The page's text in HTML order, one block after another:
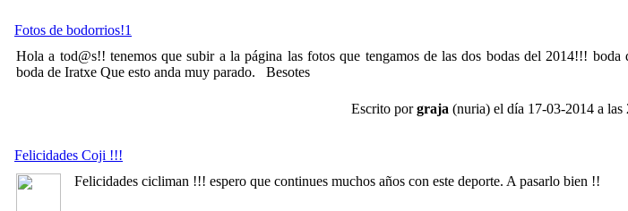
Fotos de bodorrios!1
Hola a tod@s!! tenemos que subir a la página las fotos que tengamos de las dos bodas del 2014!!! boda
boda de Iratxe Que esto anda muy parado. Besotes
Escrito porgraja (nuria) el día 17-03-2014 a las
Felicidades Coji !!!
Felicidades cicliman !!! espero que continues muchos años con este deporte. A pasarlo bien !!